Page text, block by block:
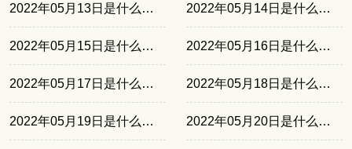
2022年05月13日是什么日子 2022年05月14日是什么日子
2022年05月15日是什么日子 2022年05月16日是什么日子
2022年05月17日是什么日子 2022年05月18日是什么日子
2022年05月19日是什么日子 2022年05月20日是什么日子